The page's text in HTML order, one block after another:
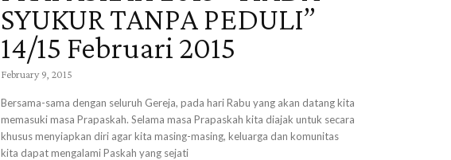
SYUKUR TANPA PEDULI”
14/15 Februari 2015
February 9, 2015
Bersama-sama dengan seluruh Gereja, pada hari Rabu yang akan datang kita
memasuki masa Prapaskah. Selama masa Prapaskah kita diajak untuk secara
khusus menyiapkan diri agar kita masing-masing, keluarga dan komunitas
kita dapat mengalami Paskah yang sejati